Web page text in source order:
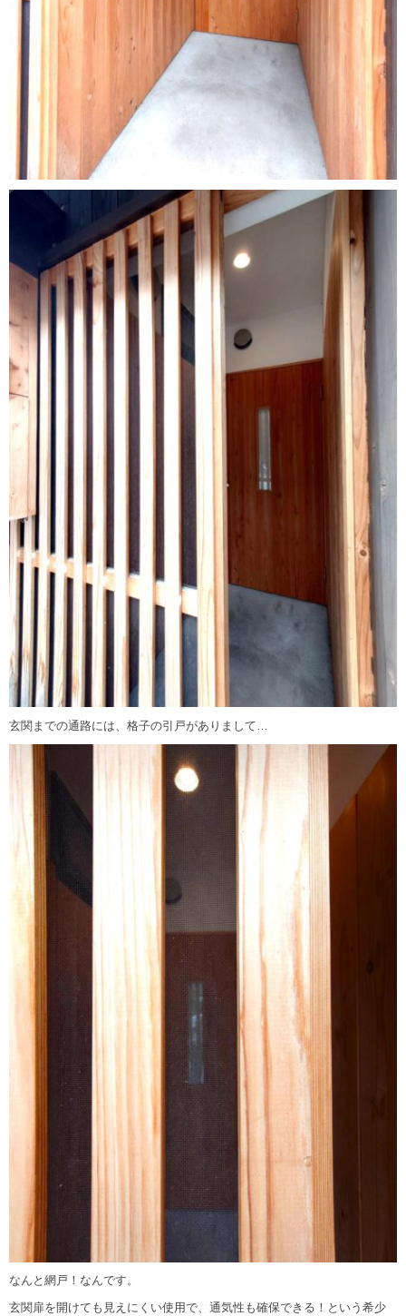
玄関までの通路には、格子の引戸がありまして…
なんと網戸！なんです。
玄関扉を開けても見えにくい使用で、通気性も確保できる！という希少